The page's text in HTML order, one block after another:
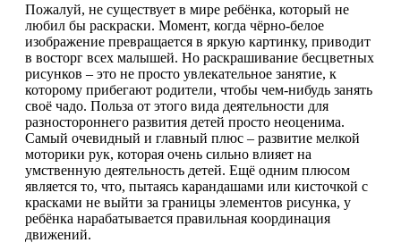
Пожалуй, не существует в мире ребёнка, который не
любил бы раскраски. Момент, когда чёрно-белое
изображение превращается в яркую картинку, приводит
в восторг всех малышей. Но раскрашивание бесцветных
рисунков – это не просто увлекательное занятие, к
которому прибегают родители, чтобы чем-нибудь занять
своё чадо. Польза от этого вида деятельности для
разностороннего развития детей просто неоценима.
Самый очевидный и главный плюс – развитие мелкой
моторики рук, которая очень сильно влияет на
умственную деятельность детей. Ещё одним плюсом
является то, что, пытаясь карандашами или кисточкой с
красками не выйти за границы элементов рисунка, у
ребёнка нарабатывается правильная координация
движений.